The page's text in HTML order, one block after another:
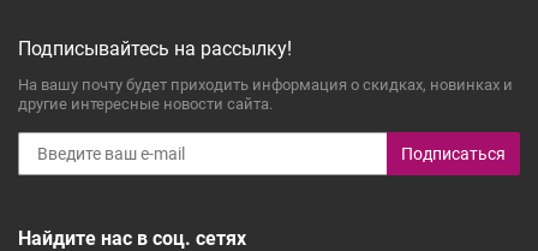
Подписывайтесь на рассылку!
На вашу почту будет приходить информация о скидках, новинках и
другие интересные новости сайта.
Подписаться
Найдите нас в соц. сетях